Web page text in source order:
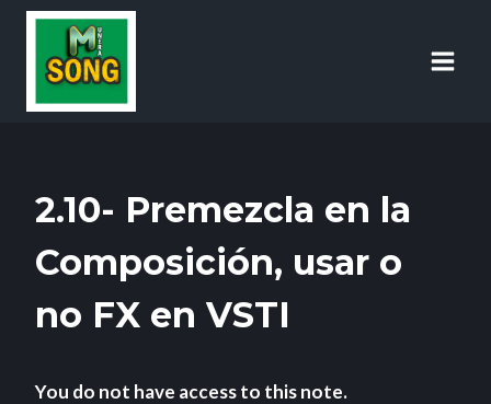
2.10- Premezcla en la
Composición, usar o
no FX en VSTI
You do not have access to this note.